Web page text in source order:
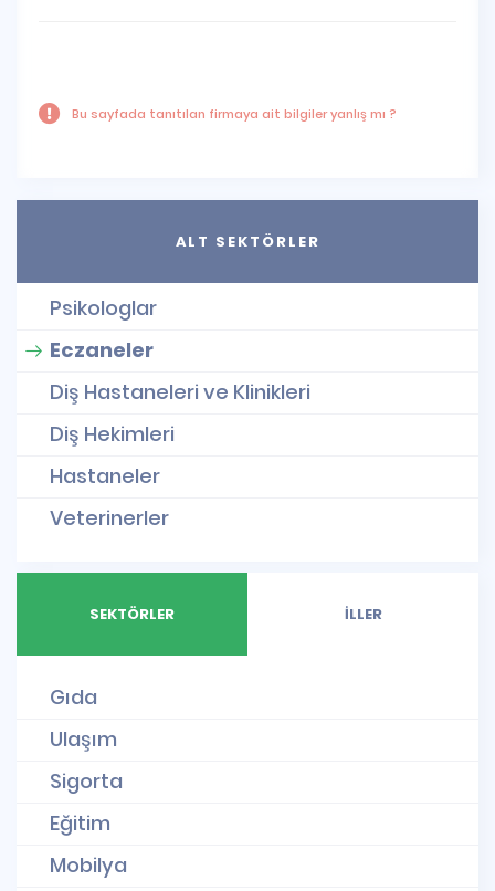
Bu sayfada tanıtılan firmaya ait bilgiler yanlış mı ?
ALT SEKTÖRLER
Psikologlar
Eczaneler
Diş Hastaneleri ve Klinikleri
Diş Hekimleri
Hastaneler
Veterinerler
SEKTÖRLER İLLER
Gıda
Ulaşım
Sigorta
Eğitim
Mobilya